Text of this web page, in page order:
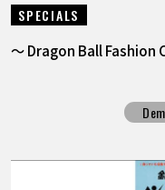
SPECIALS
～ Dragon Ball Fashion